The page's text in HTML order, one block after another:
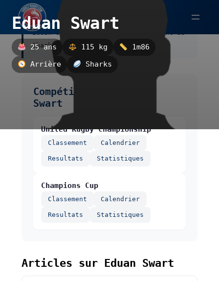
Aller
contenu
Eduan Swart
25 ans 115 kg
1m86
Arrière
Sharks
Eduan Swart est un arrière, évoluant au
Sharks.
Compétitions de Eduan
Swart
United Rugby Championship
Classement Calendrier
Resultats Statistiques
Champions Cup
Classement Calendrier
Resultats Statistiques
Articles sur Eduan Swart